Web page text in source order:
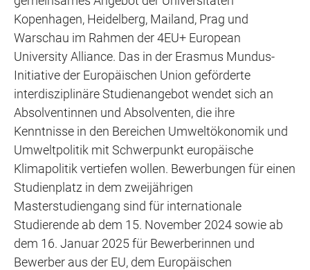
Kopenhagen, Heidelberg, Mailand, Prag und
Warschau im Rahmen der 4EU+ European
University Alliance. Das in der Erasmus Mundus-
Initiative der Europäischen Union geförderte
interdisziplinäre Studienangebot wendet sich an
Absolventinnen und Absolventen, die ihre
Kenntnisse in den Bereichen Umweltökonomik und
Umweltpolitik mit Schwerpunkt europäische
Klimapolitik vertiefen wollen. Bewerbungen für einen
Studienplatz in dem zweijährigen
Masterstudiengang sind für internationale
Studierende ab dem 15. November 2024 sowie ab
dem 16. Januar 2025 für Bewerberinnen und
Bewerber aus der EU, dem Europäischen